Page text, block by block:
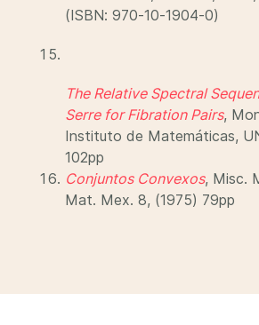
(ISBN: 970-10-1904-0)
The Relative Spectral
Serre for Fibration Pairs,
Instituto de Matemáticas,
102pp
Conjuntos Convexos, Misc.
Mat. Mex. 8, (1975) 79pp